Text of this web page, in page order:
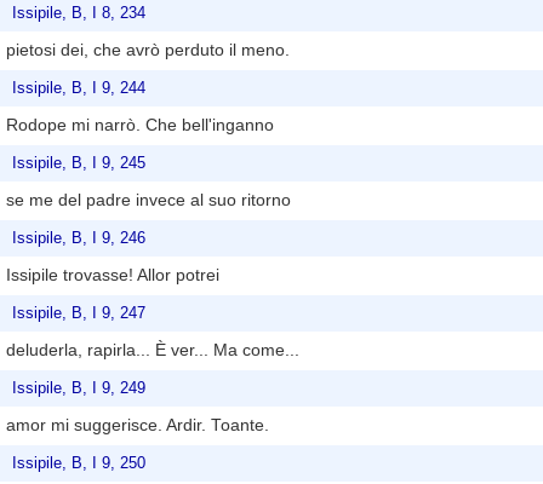
Issipile, B, I 8, 234
pietosi dei, che avrò perduto il meno.
Issipile, B, I 9, 244
Rodope mi narrò. Che bell'inganno
Issipile, B, I 9, 245
se me del padre invece al suo ritorno
Issipile, B, I 9, 246
Issipile trovasse! Allor potrei
Issipile, B, I 9, 247
deluderla, rapirla... È ver... Ma come...
Issipile, B, I 9, 249
amor mi suggerisce. Ardir. Toante.
Issipile, B, I 9, 250